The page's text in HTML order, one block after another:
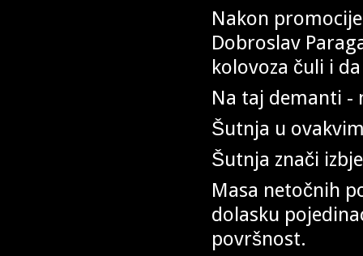
Nakon
Dobroslav
kolovoza čuli i
Na taj demanti -
Šutnja u
Šutnja znači
Masa netočnih
dolasku
površnost.